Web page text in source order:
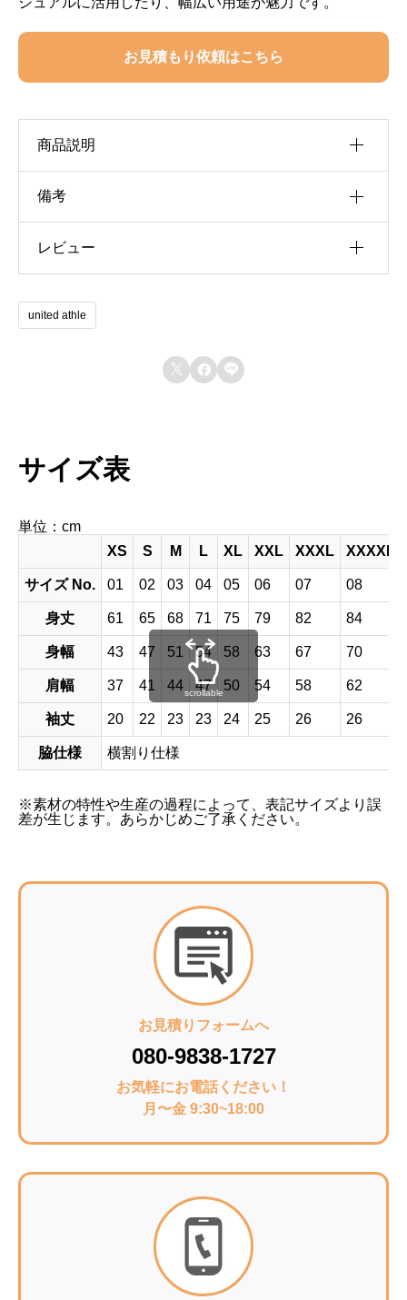
お見積もり依頼はこちら
商品説明
生産国：
ベトナム
素材：
様・ボタンカラー 002.ブラック・086.ネイビー：
商品特徴：
備考
カラー 0001 ホワイト, 0002 ブラック, 0062 パープル, 0064
レビュー
レビュー投稿には、会員登録が必要です。
united athle
  
サイズ表
単位：cm
XS
S M L XL XXL XXXL XXXXL
サイズ No. 01 02 03 04 05 06 07 08
身丈 61 65 68 71 75 79 82 84
身幅 43 47 51 54 58 63 67 70
肩幅 37 41 44 47 50 54 58 62
袖丈 20 22 23 23 24 25 26 26
脇仕様 横割り仕様
scrollable
※素材の特性や生産の過程によって、表記サイズより誤
差が生じます。あらかじめご了承ください。
お見積りフォームへ
080-9838-1727
お気軽にお電話ください！
月〜金 9:30~18:00